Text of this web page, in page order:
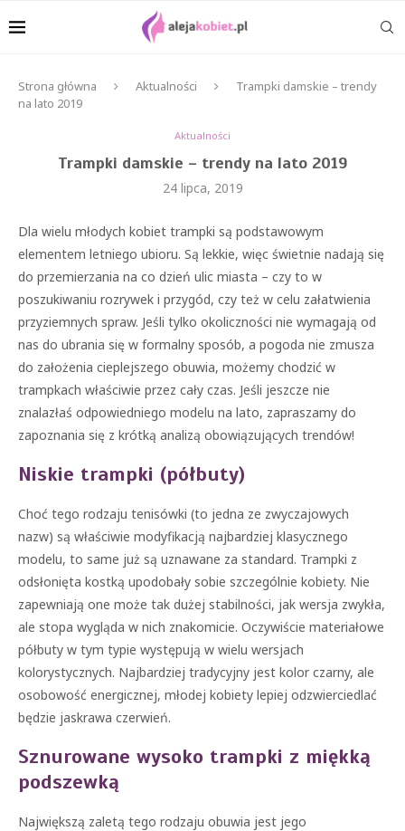
Strona główna Aktualności
Trampki damskie – trendy
na lato 2019
Aktualności
Trampki damskie – trendy na lato 2019
24 lipca, 2019
Dla wielu młodych kobiet trampki są podstawowym
elementem letniego ubioru. Są lekkie, więc świetnie nadają się
do przemierzania na co dzień ulic miasta – czy to w
poszukiwaniu rozrywek i przygód, czy też w celu załatwienia
przyziemnych spraw. Jeśli tylko okoliczności nie wymagają od
nas do ubrania się w formalny sposób, a pogoda nie zmusza
do założenia cieplejszego obuwia, możemy chodzić w
trampkach właściwie przez cały czas. Jeśli jeszcze nie
znalazłaś odpowiedniego modelu na lato, zapraszamy do
zapoznania się z krótką analizą obowiązujących trendów!
Niskie trampki (półbuty)
Choć tego rodzaju tenisówki (to jedna ze zwyczajowych
nazw) są właściwie modyfikacją najbardziej klasycznego
modelu, to same już są uznawane za standard. Trampki z
odsłonięta kostką upodobały sobie szczególnie kobiety. Nie
zapewniają one może tak dużej stabilności, jak wersja zwykła,
ale stopa wygląda w nich znakomicie. Oczywiście materiałowe
półbuty w tym typie występują w wielu wersjach
kolorystycznych. Najbardziej tradycyjny jest kolor czarny, ale
osobowość energicznej, młodej kobiety lepiej odzwierciedlać
będzie jaskrawa czerwień.
Sznurowane wysoko trampki z miękką
podszewką
Największą zaletą tego rodzaju obuwia jest jego